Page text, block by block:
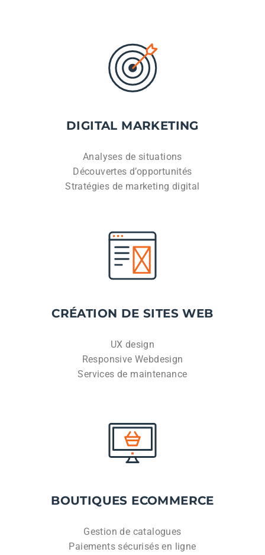
DIGITAL MARKETING
Analyses de situations
Découvertes d’opportunités
Stratégies de marketing digital
CRÉATION DE SITES WEB
UX design
Responsive Webdesign
Services de maintenance
BOUTIQUES ECOMMERCE
Gestion de catalogues
Paiements sécurisés en ligne